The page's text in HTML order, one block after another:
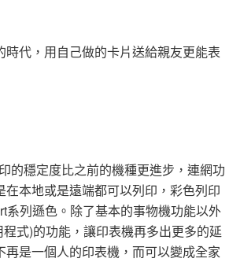
時代，用自己做的卡片送給親友更能表
的穩定度比之前的機種更進步，連網功
在本地或是遠端都可以列印，彩色列印
系列遜色。除了基本的事物機功能以外
式)的功能，讓印表機再多出更多的延
再是一個人的印表機，而可以變成全家